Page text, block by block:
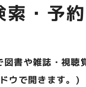
索・予約
図書や雑誌・視
ウで開きます。)